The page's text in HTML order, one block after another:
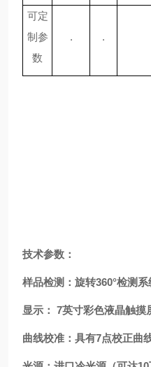
可定
制参
数
. .
技术参数：
样品检测：旋转360°检测系
显示： 7英寸彩色液晶触摸
曲线校准：具有7点校正曲